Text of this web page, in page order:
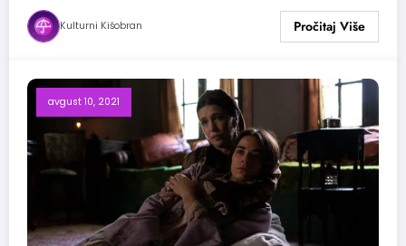
Kulturni Kišobran
avgust 10, 2021